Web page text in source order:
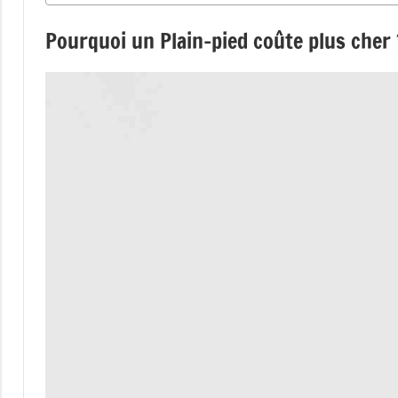
Pourquoi un Plain-pied coûte plus cher